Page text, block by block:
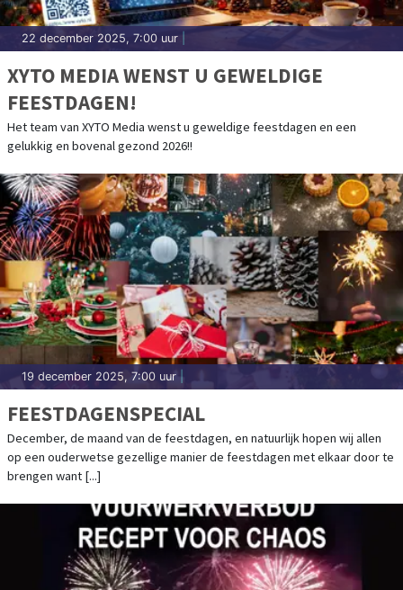
22 december 2025, 7:00 uur
XYTO MEDIA WENST U GEWELDIGE
FEESTDAGEN!
Het team van XYTO Media wenst u geweldige feestdagen en een
gelukkig en bovenal gezond 2026!!
19 december 2025, 7:00 uur
FEESTDAGENSPECIAL
December, de maand van de feestdagen, en natuurlijk hopen wij allen
op een ouderwetse gezellige manier de feestdagen met elkaar door te
brengen want [...]